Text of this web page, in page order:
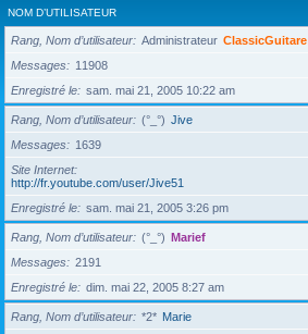
NOM D’UTILISATEUR
Rang, Nom d’utilisateur Administrateur ClassicGuitare
Messages
11908
Enregistré le
sam. mai 21, 2005 10:22 am
Rang, Nom d’utilisateur (°_°) Jive
Messages
1639
Site Internet
http://fr.youtube.com/user/Jive51
Enregistré le
sam. mai 21, 2005 3:26 pm
Rang, Nom d’utilisateur (°_°) Marief
Messages
2191
Enregistré le
dim. mai 22, 2005 8:27 am
Rang, Nom d’utilisateur *2* Marie